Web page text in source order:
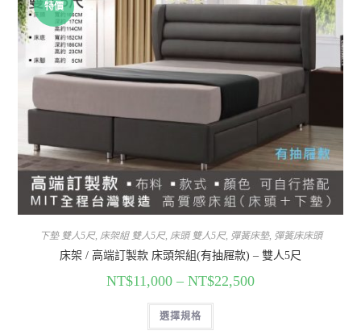
特價
下墊 雙人5尺, 床架組 雙人5尺, 床頭 雙人5尺, 彈簧床墊, 彈簧床床頭
床架 / 高端訂製款 床頭架組(有抽屜款) – 雙人5尺
NT$11,000 – NT$22,500
選擇規格